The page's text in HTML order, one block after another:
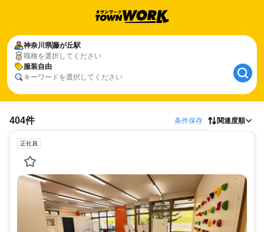
神奈川県藤が丘駅
職種を選択してください
服装自由
キーワードを選択してください
404件 条件保存 関連度順
正社員